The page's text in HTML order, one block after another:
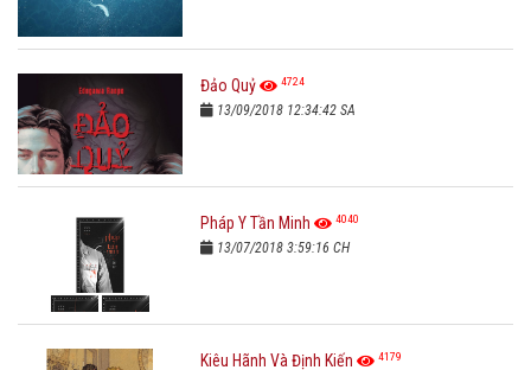
Đảo Quỷ 4724
13/09/2018 12:34:42 SA
Pháp Y Tần Minh 4040
13/07/2018 3:59:16 CH
Kiêu Hãnh Và Định Kiến 4179